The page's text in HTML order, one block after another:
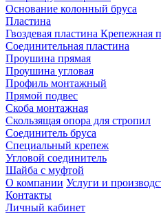
Основание колонный бруса
Пластина
Гвоздевая пластина Крепежная
Соединительная пластина
Проушина прямая
Проушина угловая
Профиль монтажный
Прямой подвес
Скоба монтажная
Скользящая опора для стропил
Соединитель бруса
Специальный крепеж
Угловой соединитель
Шайба с муфтой
О компании Услуги и
Контакты
Личный кабинет